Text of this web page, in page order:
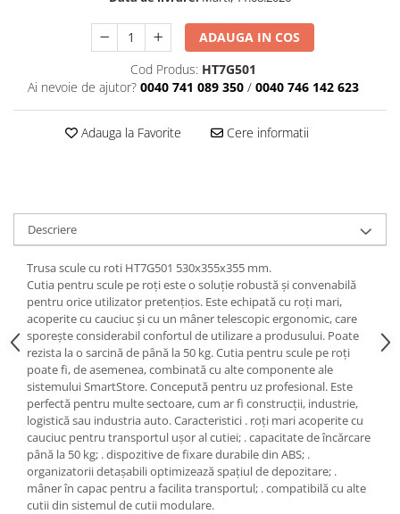
ADAUGA IN COS
Cod Produs: HT7G501
Ai nevoie de ajutor? 0040 741 089 350 / 0040 746 142 623
Adauga la Favorite Cere informatii
Descriere
Trusa scule cu roti HT7G501 530x355x355 mm.
Cutia pentru scule pe roți este o soluție robustă și convenabilă
pentru orice utilizator pretenţios. Este echipată cu roți mari,
acoperite cu cauciuc și cu un mâner telescopic ergonomic, care
sporește considerabil confortul de utilizare a produsului. Poate
rezista la o sarcină de până la 50 kg. Cutia pentru scule pe roți
poate fi, de asemenea, combinată cu alte componente ale
sistemului SmartStore. Concepută pentru uz profesional. Este
perfectă pentru multe sectoare, cum ar fi construcţii, industrie,
logistică sau industria auto. Caracteristici . roți mari acoperite cu
cauciuc pentru transportul ușor al cutiei; . capacitate de încărcare
până la 50 kg; . dispozitive de fixare durabile din ABS; .
organizatorii detașabili optimizează spațiul de depozitare; .
mâner în capac pentru a facilita transportul; . compatibilă cu alte
cutii din sistemul de cutii modulare.